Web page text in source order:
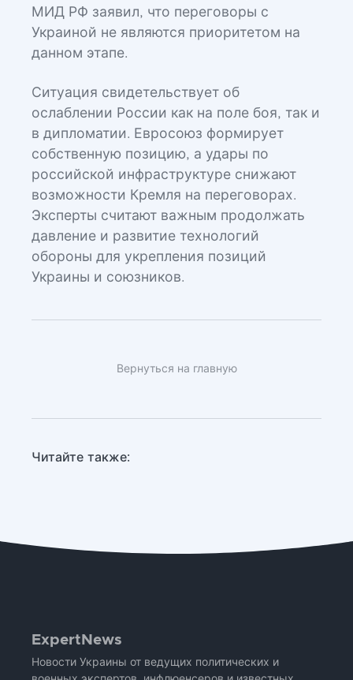
МИД РФ заявил, что переговоры с
Украиной не являются приоритетом на
данном этапе.
Ситуация свидетельствует об
ослаблении России как на поле боя, так и
в дипломатии. Евросоюз формирует
собственную позицию, а удары по
российской инфраструктуре снижают
возможности Кремля на переговорах.
Эксперты считают важным продолжать
давление и развитие технологий
обороны для укрепления позиций
Украины и союзников.
Вернуться на главную
Читайте также:
ExpertNews
Новости Украины от ведущих политических и